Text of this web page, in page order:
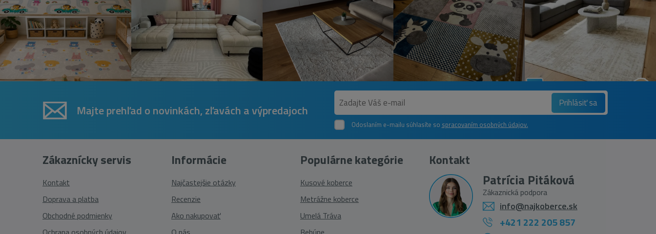
Majte prehľad o novinkách, zľavách a výpredajoch Prihlásiť sa
Odoslaním e-mailu súhlasíte so spracovaním osobných údajov.
Zákaznícky servis
Kontakt
Doprava a platba
Obchodné podmienky
Informácie
Najčastejšie otázky
Recenzie
Ako nakupovať
Populárne kategórie
Kusové koberce
Metrážne koberce
Umelá Tráva
Kontakt
Patrícia Pitáková
Zákaznická podpora
info@najkoberce.sk
+421 222 205 857